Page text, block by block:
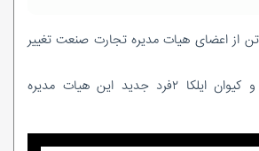
/بزودی ۲ تن از اعضای هیات مدیره تجارت صنعت تغییر
محمود امین نژاد و کیوان ایلکا ۲فرد جدید این هیات مدیره